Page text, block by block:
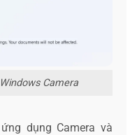
Camera
dụng Camera và